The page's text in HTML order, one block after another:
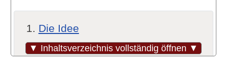
▼ Inhaltsverzeichnis vollständig öffnen ▼
Die Idee
Warum Gewerberaum in